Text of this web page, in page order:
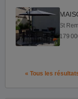
St
179
« Tous les